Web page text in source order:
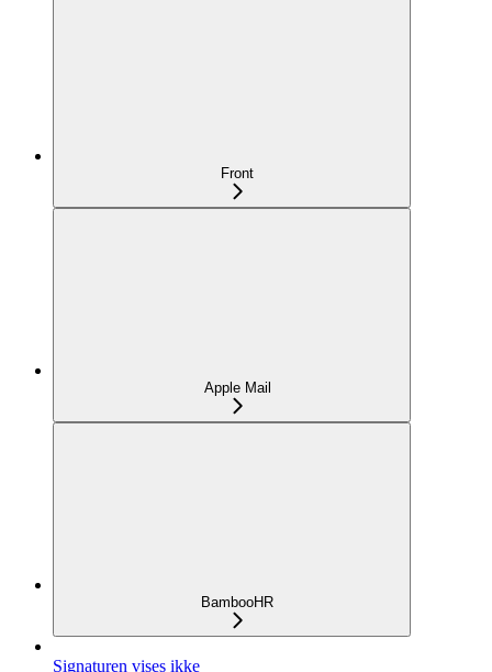
Front
Apple Mail
BambooHR
Signaturen vises ikke